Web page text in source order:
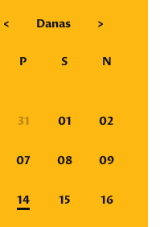
< Danas >
P S N
31 01 02
07 08 09
14 15 16